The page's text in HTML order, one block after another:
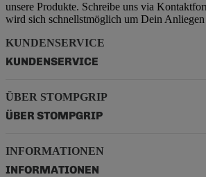
unsere Produkte. Schreibe uns via
wird sich schnellstmöglich um Dein
KUNDENSERVICE
KUNDENSERVICE
ÜBER STOMPGRIP
ÜBER STOMPGRIP
INFORMATIONEN
INFORMATIONEN